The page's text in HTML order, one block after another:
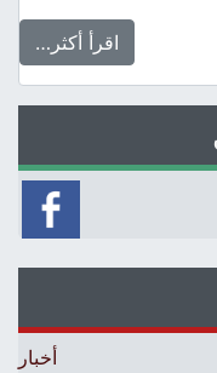
اقرأ أكثر…
أخبار